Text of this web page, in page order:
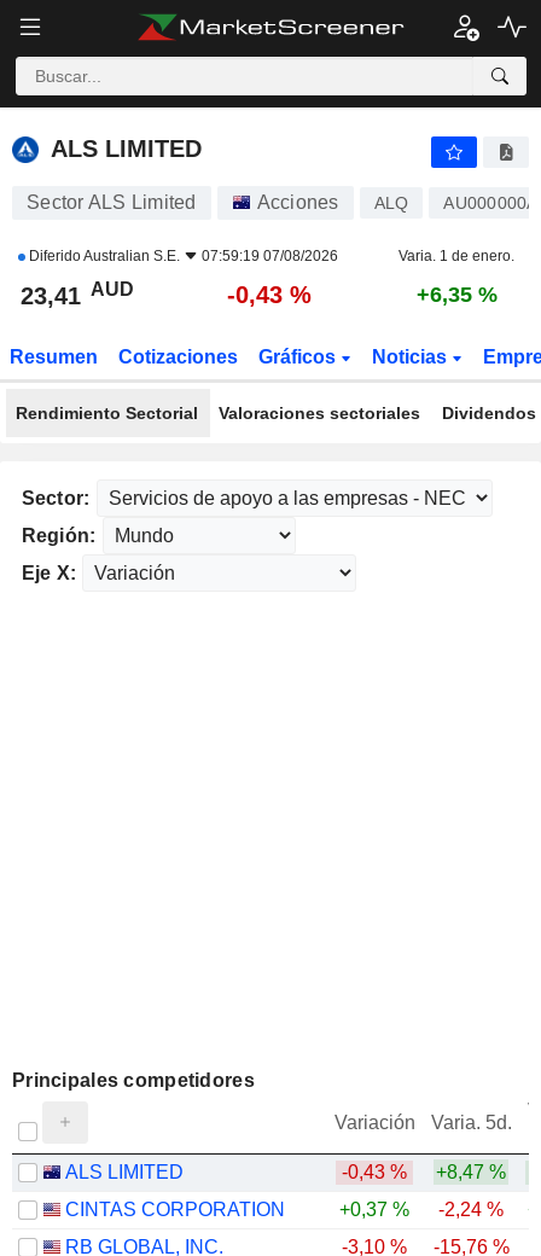
ALS LIMITED
ALS LIMITED
Sector ALS Limited Acciones ALQ
DiferidoAustralian S.E. 07:59:19 07/08/2026 Varia. 1 de enero.
23,41 AUD -0,43 % +6,35 %
Resumen Cotizaciones Gráficos Noticias
Rendimiento Sectorial Valoraciones sectoriales
Sector:
Región:
Eje X:
Principales competidores
Variación Varia. 5d.
ALS LIMITED -0,43 % +8,47 %
CINTAS CORPORATION
+0,37 % -2,24 %
RB GLOBAL, INC.
-3,10 % -15,76 %